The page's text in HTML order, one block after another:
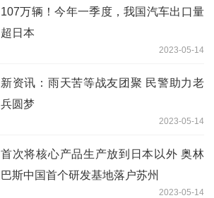
107万辆！今年一季度，我国汽车出口量
超日本
2023-05-14
新资讯：雨天苦等战友团聚 民警助力老
兵圆梦
2023-05-14
首次将核心产品生产放到日本以外 奥林
巴斯中国首个研发基地落户苏州
2023-05-14